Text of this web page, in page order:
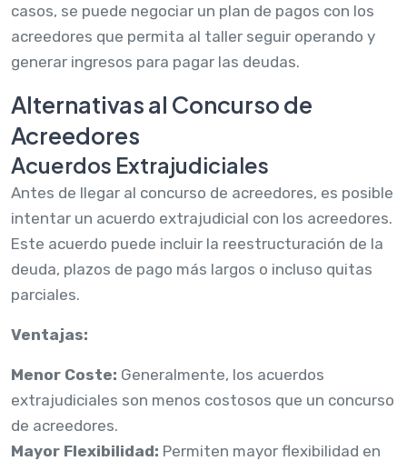
casos, se puede negociar un plan de pagos con los
acreedores que permita al taller seguir operando y
generar ingresos para pagar las deudas.
Alternativas al Concurso de
Acreedores
Acuerdos Extrajudiciales
Antes de llegar al concurso de acreedores, es posible
intentar un acuerdo extrajudicial con los acreedores.
Este acuerdo puede incluir la reestructuración de la
deuda, plazos de pago más largos o incluso quitas
parciales.
Ventajas:
Menor Coste: Generalmente, los acuerdos
extrajudiciales son menos costosos que un concurso
de acreedores.
Mayor Flexibilidad: Permiten mayor flexibilidad en